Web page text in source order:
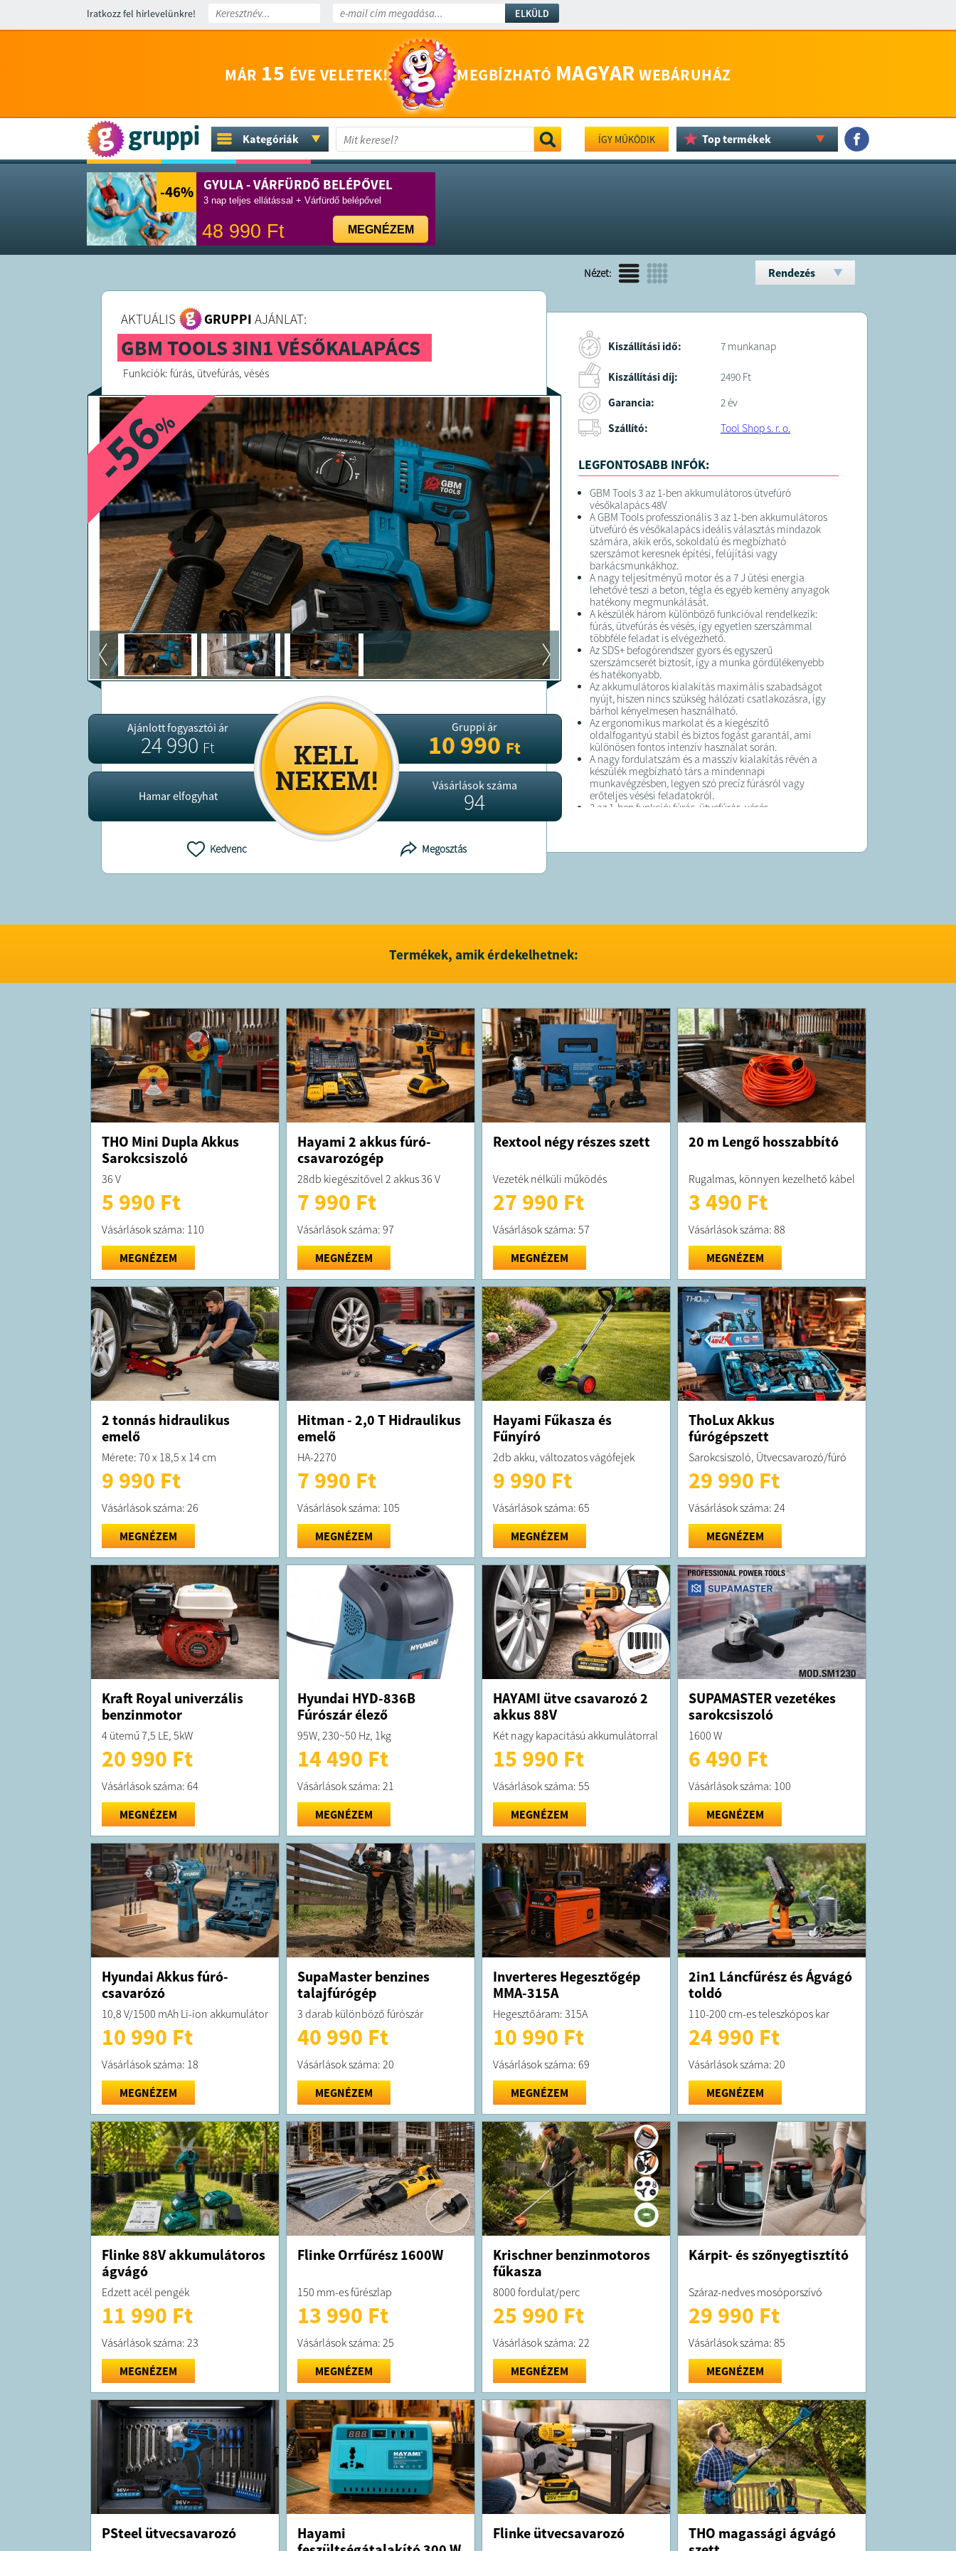
Iratkozz fel hírlevelünkre! ELKÜLD
MÁR 15 ÉVE VELETEK! MEGBÍZHATÓ MAGYAR WEBÁRUHÁZ
Kategóriák ÍGY MŰKÖDIK Top termékek
-46% GYULA - VÁRFÜRDŐ BELÉPŐVEL
3 nap teljes ellátással + Várfürdő belépővel
48 990 Ft MEGNÉZEM
Nézet: Rendezés
AKTUÁLIS GRUPPI AJÁNLAT:
GBM TOOLS 3IN1 VÉSŐKALAPÁCS
Funkciók: fúrás, ütvefúrás, vésés
-56
%
Ajánlott fogyasztói ár
24 990Ft
Hamar elfogyhat
Gruppi ár
10 990Ft
Vásárlások száma
94
Kedvenc Megosztás
Kiszállítási idő: 7 munkanap
Kiszállítási díj:
2490 Ft
Garancia:
2 év
Szállító:
Tool Shop s. r. o.
LEGFONTOSABB INFÓK:
GBM Tools 3 az 1-ben akkumulátoros ütvefúró
vésőkalapács 48V
A GBM Tools professzionális 3 az 1-ben akkumulátoros
ütvefúró és vésőkalapács ideális választás mindazok
számára, akik erős, sokoldalú és megbízható
szerszámot keresnek építési, felújítási vagy
barkácsmunkákhoz.
A nagy teljesítményű motor és a 7 J ütési energia
lehetővé teszi a beton, tégla és egyéb kemény anyagok
hatékony megmunkálását.
A készülék három különböző funkcióval rendelkezik:
fúrás, ütvefúrás és vésés, így egyetlen szerszámmal
többféle feladat is elvégezhető.
Az SDS+ befogórendszer gyors és egyszerű
szerszámcserét biztosít, így a munka gördülékenyebb
és hatékonyabb.
Az akkumulátoros kialakítás maximális szabadságot
nyújt, hiszen nincs szükség hálózati csatlakozásra, így
bárhol kényelmesen használható.
Az ergonomikus markolat és a kiegészítő
oldalfogantyú stabil és biztos fogást garantál, ami
különösen fontos intenzív használat során.
A nagy fordulatszám és a masszív kialakítás révén a
készülék megbízható társ a mindennapi
munkavégzésben, legyen szó precíz fúrásról vagy
erőteljes vésési feladatokról.
3 az 1-ben funkció: fúrás, ütvefúrás, vésés
SDS+ befogórendszer
A megrendelt termék átlagosan 7 munkanapon belül
A termék forgalmazója a Tool Shop
Sro.,toolshop.ugyfelszolgalat@gmail.com
Termékek, amik érdekelhetnek:
THO Mini Dupla Akkus
Sarokcsiszoló
36 V
5 990 Ft
Vásárlások száma: 110
MEGNÉZEM
Hayami 2 akkus fúró-
csavarozógép
28db kiegészítővel 2 akkus 36 V
7 990 Ft
Vásárlások száma: 97
MEGNÉZEM
Rextool négy részes szett
Vezeték nélküli működés
27 990 Ft
Vásárlások száma: 57
MEGNÉZEM
20 m Lengő hosszabbító
Rugalmas, könnyen kezelhető kábel
3 490 Ft
Vásárlások száma: 88
MEGNÉZEM
2 tonnás hidraulikus
emelő
Mérete: 70 x 18,5 x 14 cm
9 990 Ft
Vásárlások száma: 26
MEGNÉZEM
Hitman - 2,0 T Hidraulikus
emelő
HA-2270
7 990 Ft
Vásárlások száma: 105
MEGNÉZEM
Hayami Fűkasza és
Fűnyíró
2db akku, változatos vágófejek
9 990 Ft
Vásárlások száma: 65
MEGNÉZEM
ThoLux Akkus
fúrógépszett
Sarokcsiszoló, Ütvecsavarozó/fúró
29 990 Ft
Vásárlások száma: 24
MEGNÉZEM
Kraft Royal univerzális
benzinmotor
4 ütemű 7,5 LE, 5kW
20 990 Ft
Vásárlások száma: 64
MEGNÉZEM
Hyundai HYD-836B
Fúrószár élező
95W, 230~50 Hz, 1kg
14 490 Ft
Vásárlások száma: 21
MEGNÉZEM
HAYAMI ütve csavarozó 2
akkus 88V
Két nagy kapacitású akkumulátorral
15 990 Ft
Vásárlások száma: 55
MEGNÉZEM
SUPAMASTER vezetékes
sarokcsiszoló
1600 W
6 490 Ft
Vásárlások száma: 100
MEGNÉZEM
Hyundai Akkus fúró-
csavarózó
10,8 V/1500 mAh Li-ion akkumulátor
10 990 Ft
Vásárlások száma: 18
MEGNÉZEM
SupaMaster benzines
talajfúrógép
3 darab különböző fúrószár
40 990 Ft
Vásárlások száma: 20
MEGNÉZEM
Inverteres Hegesztőgép
MMA-315A
Hegesztőáram: 315A
10 990 Ft
Vásárlások száma: 69
MEGNÉZEM
2in1 Láncfűrész és Ágvágó
toldó
110-200 cm-es teleszkópos kar
24 990 Ft
Vásárlások száma: 20
MEGNÉZEM
Flinke 88V akkumulátoros
ágvágó
Edzett acél pengék
11 990 Ft
Vásárlások száma: 23
MEGNÉZEM
Flinke Orrfűrész 1600W
150 mm-es fűrészlap
13 990 Ft
Vásárlások száma: 25
MEGNÉZEM
Krischner benzinmotoros
fűkasza
8000 fordulat/perc
25 990 Ft
Vásárlások száma: 22
MEGNÉZEM
Kárpit- és szőnyegtisztító
Száraz-nedves mosóporszívó
29 990 Ft
Vásárlások száma: 85
MEGNÉZEM
PSteel ütvecsavarozó
Hayami
Flinke ütvecsavarozó
THO magassági ágvágó